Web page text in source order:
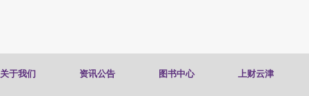
关于我们 资讯公告 图书中心 上财云津